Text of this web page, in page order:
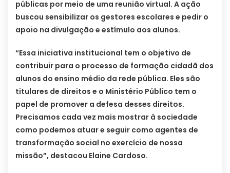
públicas por meio de uma reunião virtual. A ação
buscou sensibilizar os gestores escolares e pedir o
apoio na divulgação e estímulo aos alunos.
“Essa iniciativa institucional tem o objetivo de
contribuir para o processo de formação cidadã dos
alunos do ensino médio da rede pública. Eles são
titulares de direitos e o Ministério Público tem o
papel de promover a defesa desses direitos.
Precisamos cada vez mais mostrar à sociedade
como podemos atuar e seguir como agentes de
transformação social no exercício de nossa
missão”, destacou Elaine Cardoso.